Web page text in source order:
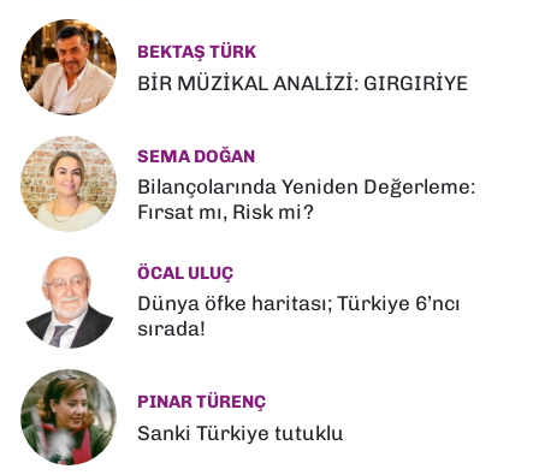
BEKTAŞ TÜRK
BİR MÜZİKAL ANALİZİ: GIRGIRİYE
SEMA DOĞAN
Bilançolarında Yeniden Değerleme:
Fırsat mı, Risk mi?
ÖCAL ULUÇ
Dünya öfke haritası; Türkiye 6’ncı
sırada!
PINAR TÜRENÇ
Sanki Türkiye tutuklu